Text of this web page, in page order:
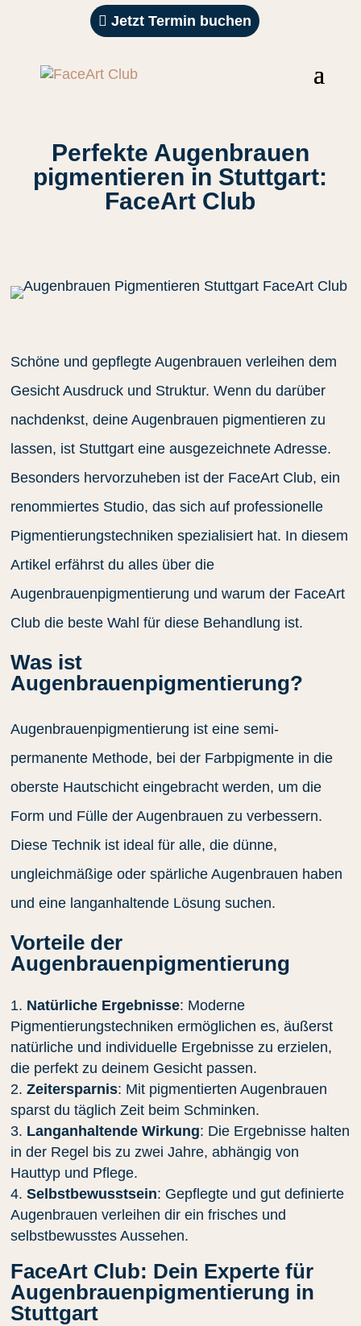
Jetzt Termin buchen
Perfekte Augenbrauen
pigmentieren in Stuttgart:
FaceArt Club
Schöne und gepflegte Augenbrauen verleihen dem
Gesicht Ausdruck und Struktur. Wenn du darüber
nachdenkst, deine Augenbrauen pigmentieren zu
lassen, ist Stuttgart eine ausgezeichnete Adresse.
Besonders hervorzuheben ist der FaceArt Club, ein
renommiertes Studio, das sich auf professionelle
Pigmentierungstechniken spezialisiert hat. In diesem
Artikel erfährst du alles über die
Augenbrauenpigmentierung und warum der FaceArt
Club die beste Wahl für diese Behandlung ist.
Was ist
Augenbrauenpigmentierung?
Augenbrauenpigmentierung ist eine semi-
permanente Methode, bei der Farbpigmente in die
oberste Hautschicht eingebracht werden, um die
Form und Fülle der Augenbrauen zu verbessern.
Diese Technik ist ideal für alle, die dünne,
ungleichmäßige oder spärliche Augenbrauen haben
und eine langanhaltende Lösung suchen.
Vorteile der
Augenbrauenpigmentierung
Natürliche Ergebnisse: Moderne
Pigmentierungstechniken ermöglichen es, äußerst
natürliche und individuelle Ergebnisse zu erzielen,
die perfekt zu deinem Gesicht passen.
Zeitersparnis: Mit pigmentierten Augenbrauen
sparst du täglich Zeit beim Schminken.
Langanhaltende Wirkung: Die Ergebnisse halten
in der Regel bis zu zwei Jahre, abhängig von
Hauttyp und Pflege.
Selbstbewusstsein: Gepflegte und gut definierte
Augenbrauen verleihen dir ein frisches und
selbstbewusstes Aussehen.
FaceArt Club: Dein Experte für
Augenbrauenpigmentierung in
Stuttgart